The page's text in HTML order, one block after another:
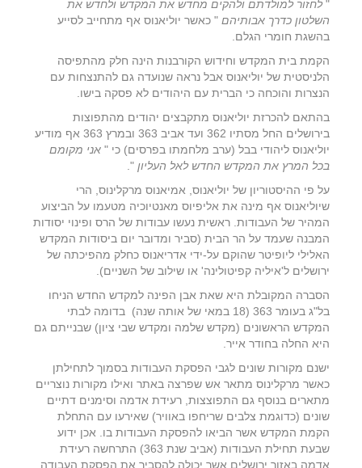
"לחזור למולדתם ולהקים מחדש את המקדש ולחדש את
השלטון כדרך אבותיהם " כאשר יוליאנוס אף מתחייב לסייע
בהשגת חומרי הגלם.
הקמת בית המקדש וחידוש הקורבנות הינה חלק מהתפיסה
הלניסטית של יוליאנוס אבל נראה שנועדה גם להתנצחות עם
הנצרות והוכחה כי הברית עם היהודים לא פסקה בישו.
בהתאם להכרזת יוליאנוס מתקבצים יהודים מהתפוצות
בירושלים החל מסתיו 362 ועד אביב 363 ובמרץ 363 אף מודיע
יוליאנוס ליהודי בבל (ערב מלחמתו בפרסים) כי " אני מקומם
בכל המרץ את המקדש החדש לאל העליון ".
על פי ההיסטוריון של יוליאנוס, אמיאנוס מרקלינוס, הרי
שיוליאנוס אף מינה את אליפיוס מאנטיוכיה מטעמו על הביצוע
המהיר של העבודות. ראשית נעשו עבודות של הרס ופינוי יסודות
המבנה שעמד על הר הבית (סביר ומדובר יום ביסודות המקדש
האלילי ליופיטר שהוקם על-ידי אדריאנוס כחלק מהפיכתה של
ירושלים ל'איליה קפיטולינה' או שילוב של השניים).
הסברה המקובלת היא שאת אבן הפינה למקדש החדש הניחו
בל"ג בעומר 363 (18 במאי של אותה שנה) בדומה לבתי
המקדש הראשונים (מקדש שלמה ומקדש שבי ציון) שבנייתם גם
היא החלה בחודר אייר.
ישנם מקורות שונים לגבי הפסקת העבודות בסמוך לתחילתן
כאשר מרקלינוס מתאר אש שפרצה באתר ואילו מקורות נוצריים
מתארים בנוסף גם התפוצצות, רעידת אדמה וסימנים דתיים
שונים (כדוגמת צלבים שריחפו באוויר) שאירעו עם התחלת
הקמת המקדש אשר הביאו להפסקת העבודות בו. אכן ידוע
שבעת תחילת העבודות (אביב שנת 363) התרחשה רעידת
אדמה באזור ירושלים אשר יכולה להסביר את הפסקת העבודה